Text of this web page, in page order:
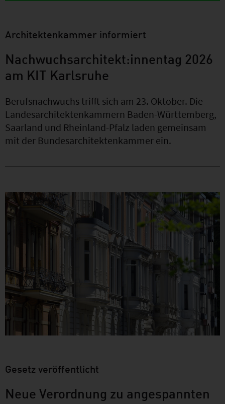
Architektenkammer informiert
Nachwuchsarchitekt:innentag 2026
am KIT Karlsruhe
Berufsnachwuchs trifft sich am 23. Oktober. Die
Landesarchitektenkammern Baden-Württemberg,
Saarland und Rheinland-Pfalz laden gemeinsam
mit der Bundesarchitektenkammer ein.
Gesetz veröffentlicht
Neue Verordnung zu angespannten